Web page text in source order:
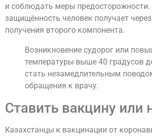
и соблюдать меры
защищённость человек получает
получения второго компонента.
Возникновение судорог или
температуры выше 40 градусов
стать незамедлительным
обращения к врачу.
Ставить вакцину или
Казахстанцы к вакцинации от